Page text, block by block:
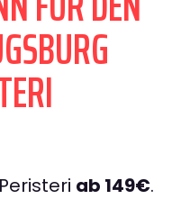
ab 149€.